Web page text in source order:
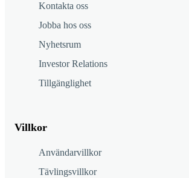
Kontakta oss
Jobba hos oss
Nyhetsrum
Investor Relations
Tillgänglighet
Villkor
Användarvillkor
Tävlingsvillkor